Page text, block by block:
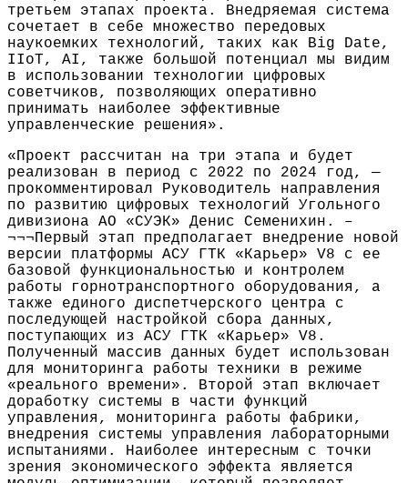
третьем этапах проекта. Внедряемая система
сочетает в себе множество передовых
наукоемких технологий, таких как Big Date,
IIoT, AI, также большой потенциал мы видим
в использовании технологии цифровых
советчиков, позволяющих оперативно
принимать наиболее эффективные
управленческие решения».
«Проект рассчитан на три этапа и будет
реализован в период с 2022 по 2024 год, —
прокомментировал Руководитель направления
по развитию цифровых технологий Угольного
дивизиона АО «СУЭК» Денис Семенихин. –
¬¬¬Первый этап предполагает внедрение новой
версии платформы АСУ ГТК «Карьер» V8 с ее
базовой функциональностью и контролем
работы горнотранспортного оборудования, а
также единого диспетчерского центра с
последующей настройкой сбора данных,
поступающих из АСУ ГТК «Карьер» V8.
Полученный массив данных будет использован
для мониторинга работы техники в режиме
«реального времени». Второй этап включает
доработку системы в части функций
управления, мониторинга работы фабрики,
внедрения системы управления лабораторными
испытаниями. Наиболее интересным с точки
зрения экономического эффекта является